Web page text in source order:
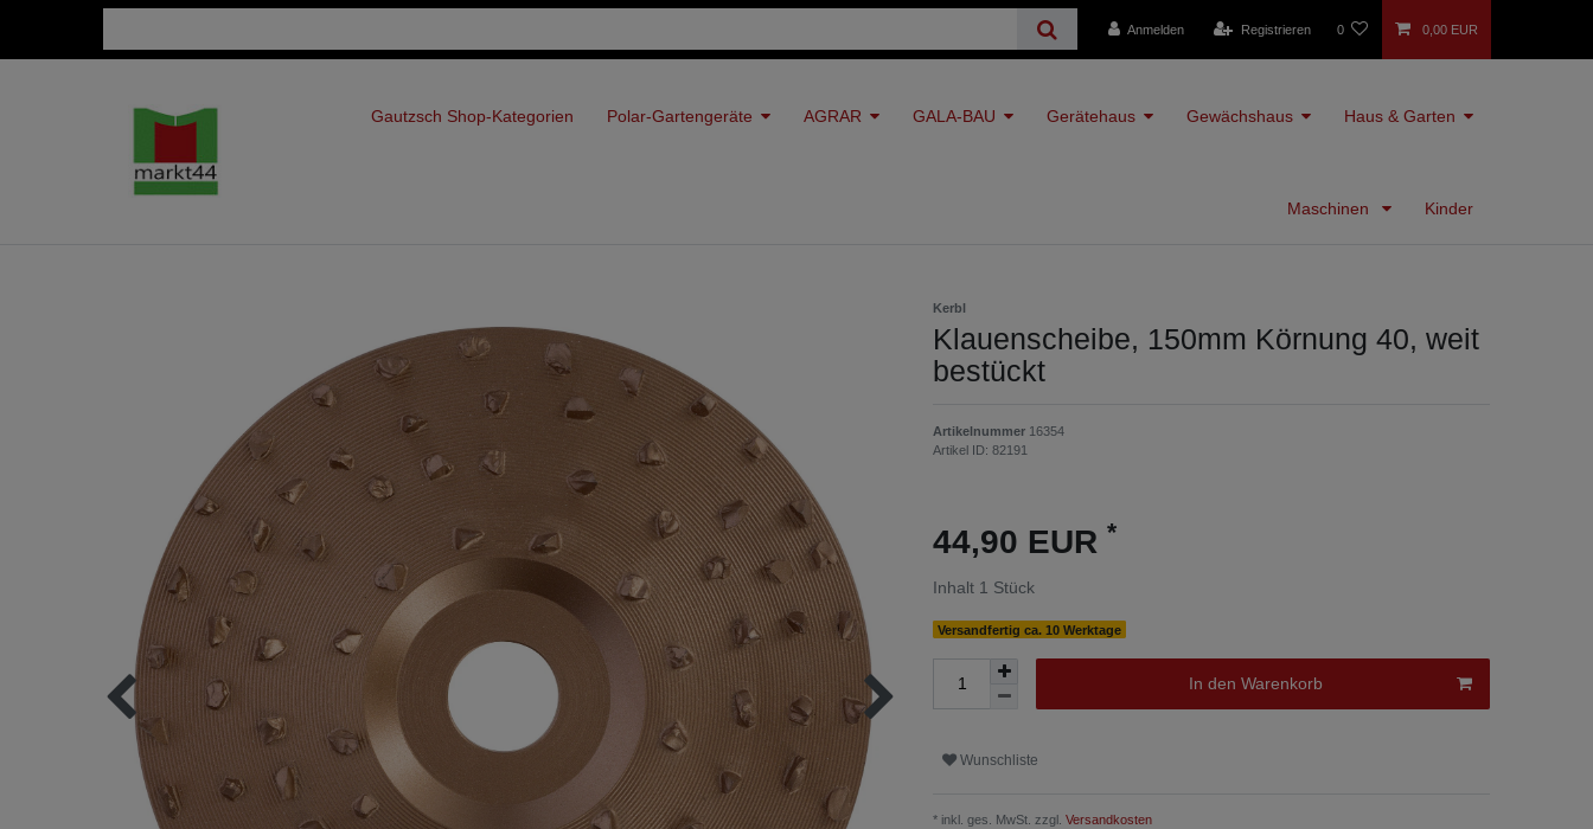
Anmelden Registrieren 0 0,00 EUR
Gautzsch Shop-Kategorien Polar-Gartengeräte AGRAR GALA-BAU Gerätehaus Gewächshaus Haus & Garten
Maschinen Kinder
Kerbl
Klauenscheibe, 150mm Körnung 40, weit
bestückt
Artikelnummer 16354
Artikel ID: 82191
44,90 EUR *
Inhalt 1 Stück
Versandfertig ca. 10 Werktage
In den Warenkorb
Wunschliste
* inkl. ges. MwSt. zzgl. Versandkosten